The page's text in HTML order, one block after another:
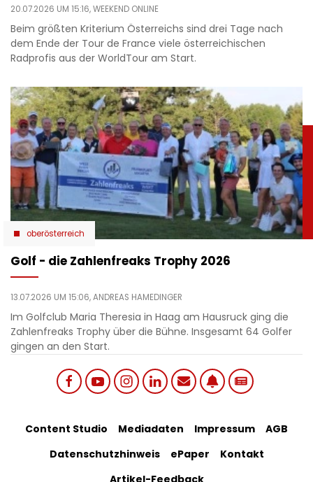
20.07.2026 UM 15:16,WEEKEND ONLINE
Beim größten Kriterium Österreichs sind drei Tage nach
dem Ende der Tour de France viele österreichischen
Radprofis aus der WorldTour am Start.
oberösterreich
Golf - die Zahlenfreaks Trophy 2026
13.07.2026 UM 15:06,ANDREAS HAMEDINGER
Im Golfclub Maria Theresia in Haag am Hausruck ging die
Zahlenfreaks Trophy über die Bühne. Insgesamt 64 Golfer
gingen an den Start.
links
menu
Footer
Bottom
Content Studio Mediadaten Impressum
AGB
Datenschutzhinweis
ePaper
Kontakt
Artikel-Feedback